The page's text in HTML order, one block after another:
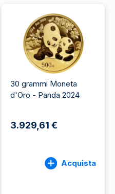
30 grammi Moneta
d'Oro - Panda 2024
3.929,61 €
Acquista